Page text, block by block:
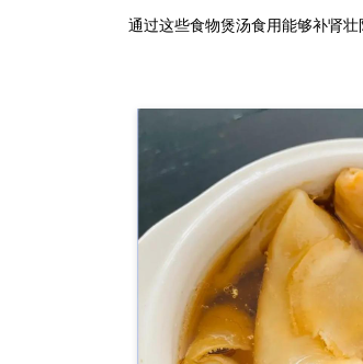
通过这些食物煲汤食用能够补肾